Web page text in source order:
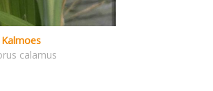
Kalmoes
calamus